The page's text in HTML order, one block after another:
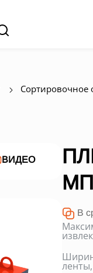
Сортировочное
ВИДЕО
В